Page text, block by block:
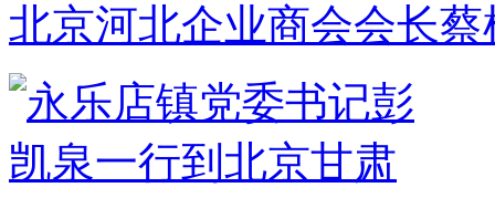
北京河北企业商会会长